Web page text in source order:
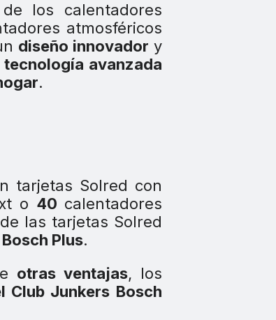
los calentadores
atmosféricos
diseño innovador y
tecnología avanzada
.
tarjetas Solred con
o 40 calentadores
las tarjetas Solred
Plus.
otras ventajas, los
Club Junkers Bosch